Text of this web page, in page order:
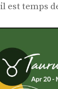
est temps